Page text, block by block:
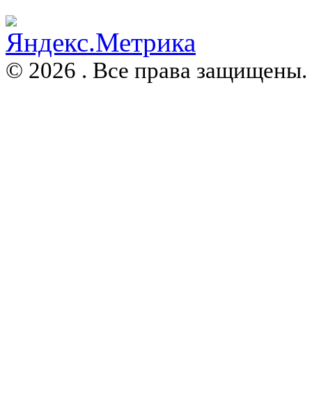
© 2026 . Все права